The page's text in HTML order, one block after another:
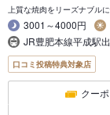
上質な焼肉をリーズナブル
3001～4000円
JR豊肥本線平成駅
口コミ投稿特典対象店
クー